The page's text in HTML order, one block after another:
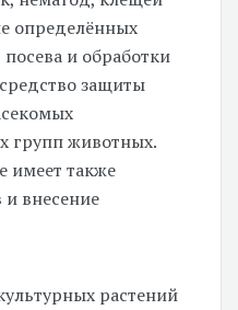
определённых
и обработки
защиты
групп животных.
имеет также
внесение
растений